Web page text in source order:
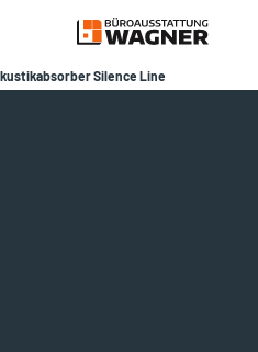
Silence Line